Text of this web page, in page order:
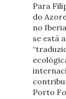
Para
do
no
se está
Porto